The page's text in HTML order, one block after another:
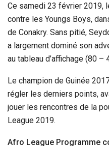
Ce samedi 23 février 2019,
contre les Youngs Boys,
de Conakry. Sans pitié,
a largement dominé son
au tableau d’affichage (80 –
Le champion de Guinée
régler les derniers points,
jouer les rencontres de la
League 2019.
Afro League Programme